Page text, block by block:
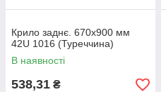
Крило заднє. 670х900 мм
42U 1016 (Туреччина)
В наявності
538,31 ₴